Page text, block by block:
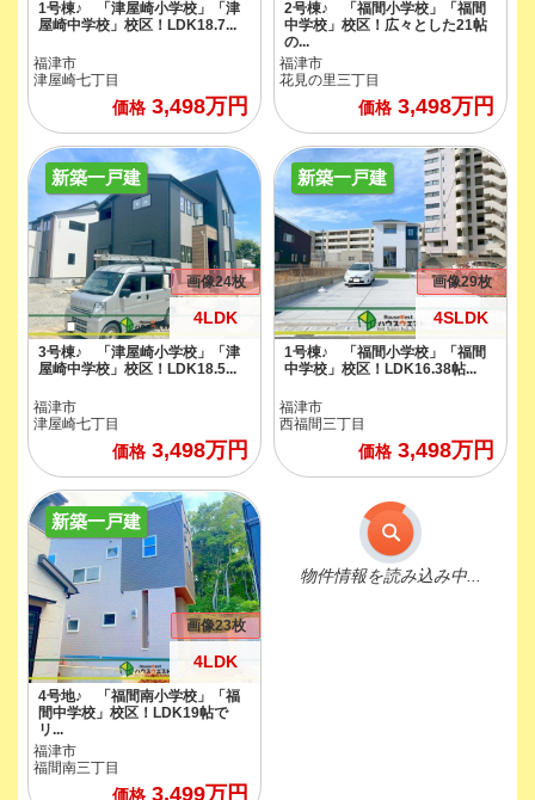
1号棟♪ 「津屋崎小学校」「津
屋崎中学校」校区！LDK18.7...
福津市
津屋崎七丁目
価格3,498万円
2号棟♪ 「福間小学校」「福間
中学校」校区！広々とした21帖
の...
福津市
花見の里三丁目
価格3,498万円
新築一戸建
4LDK
画像24枚
3号棟♪ 「津屋崎小学校」「津
屋崎中学校」校区！LDK18.5...
福津市
津屋崎七丁目
価格3,498万円
新築一戸建
4SLDK
画像29枚
1号棟♪ 「福間小学校」「福間
中学校」校区！LDK16.38帖...
福津市
西福間三丁目
価格3,498万円
新築一戸建
4LDK
画像23枚
4号地♪ 「福間南小学校」「福
間中学校」校区！LDK19帖で
リ...
福津市
福間南三丁目
価格3,499万円
物件情報を読み込み中...